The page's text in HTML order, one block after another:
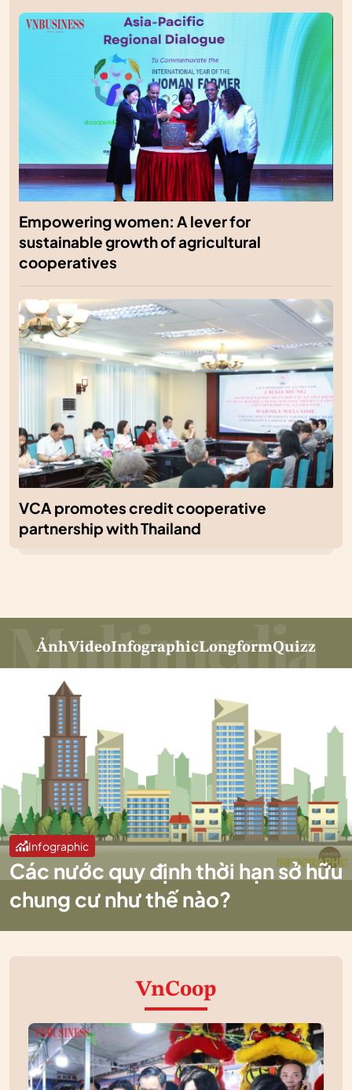
Empowering women: A lever for
sustainable growth of agricultural
cooperatives
VCA promotes credit cooperative
partnership with Thailand
ẢnhVideoInfographicLongformQuizz
Infographic
Các nước quy định thời hạn sở hữu
chung cư như thế nào?
VnCoop